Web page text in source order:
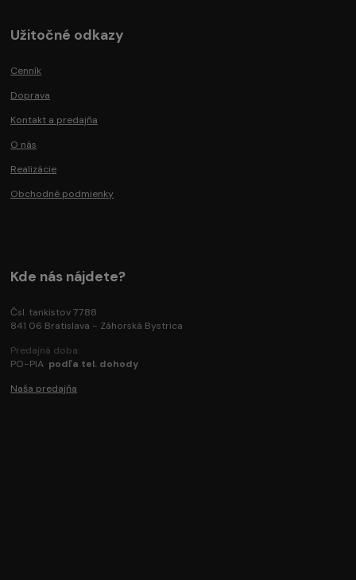
Užitočné odkazy
Cenník
Doprava
Kontakt a predajňa
O nás
Realizácie
Obchodné podmienky
Kde nás nájdete?
Čsl. tankistov 7788
841 06 Bratislava - Záhorská Bystrica
Predajná doba:
PO-PIA podľa tel. dohody
Naša predajňa